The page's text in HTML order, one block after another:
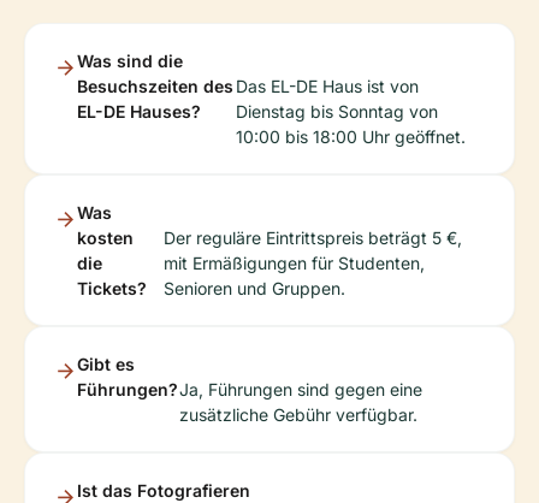
Was sind die
Besuchszeiten des
EL-DE Hauses?
Das EL-DE Haus ist von
Dienstag bis Sonntag von
10:00 bis 18:00 Uhr geöffnet.
Was
kosten
die
Tickets?
Der reguläre Eintrittspreis beträgt 5 €,
mit Ermäßigungen für Studenten,
Senioren und Gruppen.
Gibt es
Führungen?Ja, Führungen sind gegen eine
zusätzliche Gebühr verfügbar.
Ist das Fotografieren